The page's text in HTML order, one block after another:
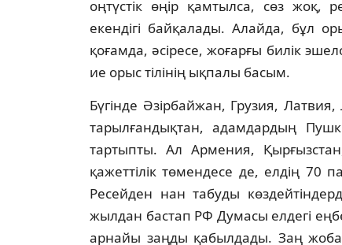
оңтүстiк өңiр қамтылса, сөз жоқ,
екендiгi байқалады. Алайда, бұл
қоғамда, әсiресе, жоғарғы билiк
ие орыс тiлiнiң ықпалы басым.
Бүгiнде Әзiрбайжан, Грузия,
тарылғандықтан, адамдардың
тартыпты. Ал Армения,
қажеттiлiк төмендесе де, елдiң 70
Ресейден нан табуды
жылдан бастап РФ Думасы елдегi
арнайы заңды қабылдады. Заң